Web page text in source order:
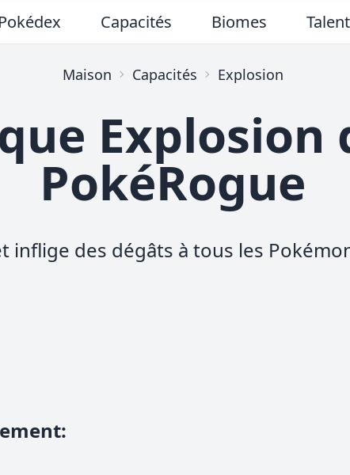
Pokédex Capacités Biomes
Maison Capacités Explosion
Explosion
PokéRogue
inflige des dégâts à tous les
: